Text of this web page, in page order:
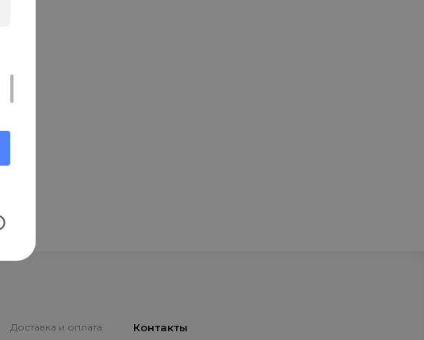
Доставка и оплата Контакты